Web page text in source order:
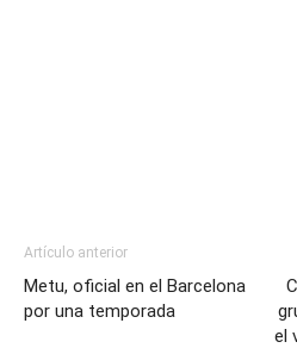
Artículo anterior
Metu, oficial en el Barcelona
por una temporada
el